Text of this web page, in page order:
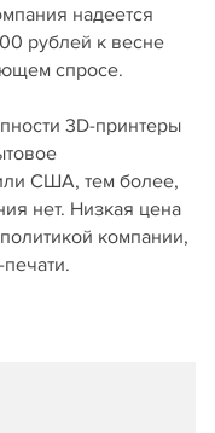
надеется
рублей к весне
спросе.
3D-принтеры
США, тем более,
нет. Низкая цена
компании,